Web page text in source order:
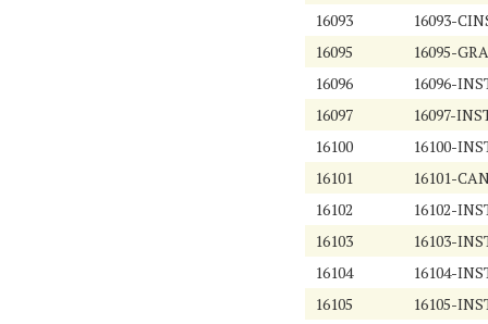
16093
16093-
16095
16095-
16096
16096-
16097
16097-
16100
16100-
16101
16101-
16102
16102-
16103
16103-
16104
16104-
16105
16105-